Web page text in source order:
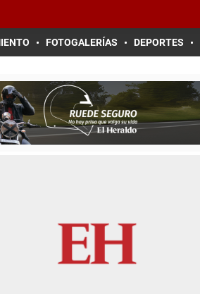
FOTOGALERÍAS DEPORTES